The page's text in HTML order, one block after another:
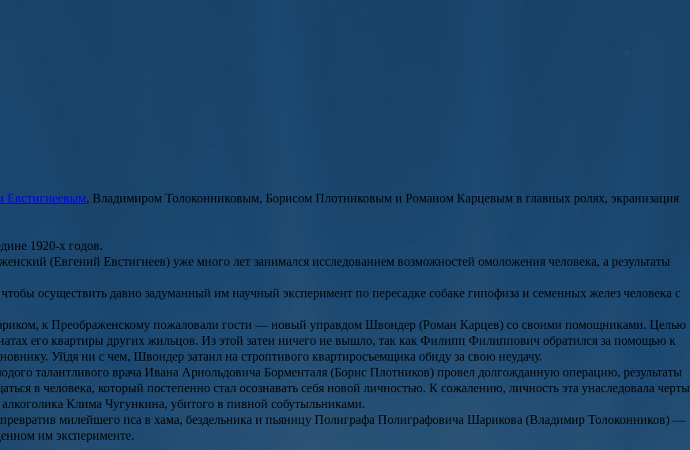
Евстигнеевым, Владимиром Толоконниковым, Борисом Плотниковым и Романом Карцевым в главных ролях, экранизация
1920-х годов.
(Евгений Евстигнеев) уже много лет занимался исследованием возможностей омоложения человека, а результаты
осуществить давно задуманный им научный эксперимент по пересадке собаке гипофиза и семенных желез человека с
, к Преображенскому пожаловали гости — новый управдом Швондер (Роман Карцев) со своими помощниками. Целью
его квартиры других жильцов. Из этой затеи ничего не вышло, так как Филипп Филиппович обратился за помощью к
Уйдя ни с чем, Швондер затаил на строптивого квартиросъемщика обиду за свою неудачу.
талантливого врача Ивана Арнольдовича Борменталя (Борис Плотников) провел долгожданную операцию, результаты
в человека, который постепенно стал осознавать себя новой личностью. К сожалению, личность эта унаследовала черты
Клима Чугункина, убитого в пивной собутыльниками.
милейшего пса в хама, бездельника и пьяницу Полиграфа Полиграфовича Шарикова (Владимир Толоконников) —
им эксперименте.